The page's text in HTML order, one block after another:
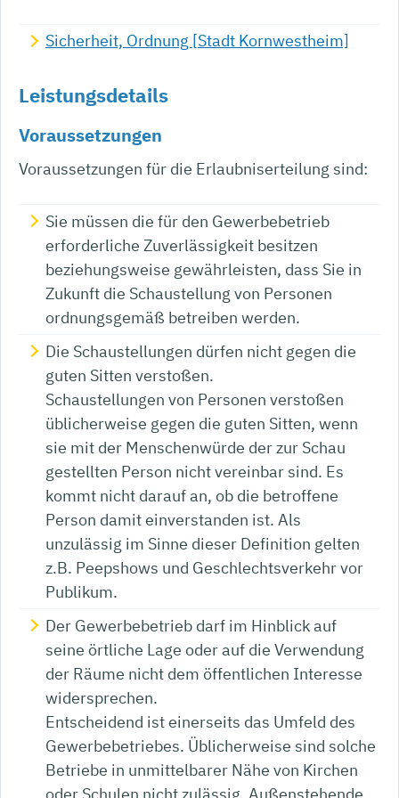
Sicherheit, Ordnung [Stadt Kornwestheim]
Leistungsdetails
Voraussetzungen
Voraussetzungen für die Erlaubniserteilung sind:
Sie müssen die für den Gewerbebetrieb
erforderliche Zuverlässigkeit besitzen
beziehungsweise gewährleisten, dass Sie in
Zukunft die Schaustellung von Personen
ordnungsgemäß betreiben werden.
Die Schaustellungen dürfen nicht gegen die
guten Sitten verstoßen.
Schaustellungen von Personen verstoßen
üblicherweise gegen die guten Sitten, wenn
sie mit der Menschenwürde der zur Schau
gestellten Person nicht vereinbar sind. Es
kommt nicht darauf an, ob die betroffene
Person damit einverstanden ist. Als
unzulässig im Sinne dieser Definition gelten
z.B. Peepshows und Geschlechtsverkehr vor
Publikum.
Der Gewerbebetrieb darf im Hinblick auf
seine örtliche Lage oder auf die Verwendung
der Räume nicht dem öffentlichen Interesse
widersprechen.
Entscheidend ist einerseits das Umfeld des
Gewerbebetriebes. Üblicherweise sind solche
Betriebe in unmittelbarer Nähe von Kirchen
oder Schulen nicht zulässig. Außenstehende